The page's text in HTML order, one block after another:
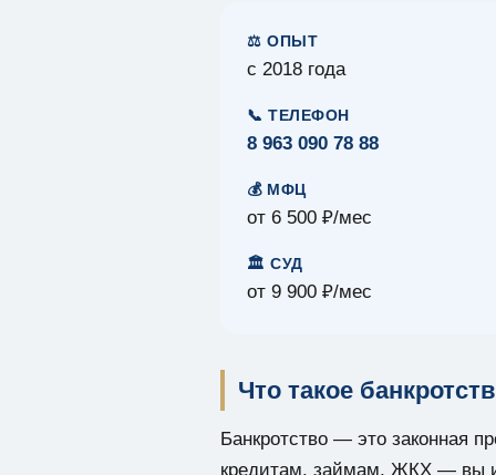
⚖️ ОПЫТ
с 2018 года
📞 ТЕЛЕФОН
8 963 090 78 88
💰 МФЦ
от 6 500 ₽/мес
🏛️ СУД
от 9 900 ₽/мес
Что такое
Банкротство — это законная
кредитам, займам, ЖКХ — вы